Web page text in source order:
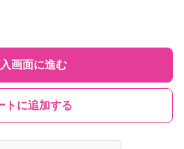
画面に進む
トに追加する